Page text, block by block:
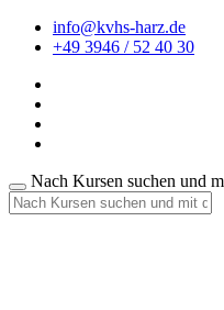
info@kvhs-harz.de
+49 3946 / 52 40 30
Nach Kursen suchen und